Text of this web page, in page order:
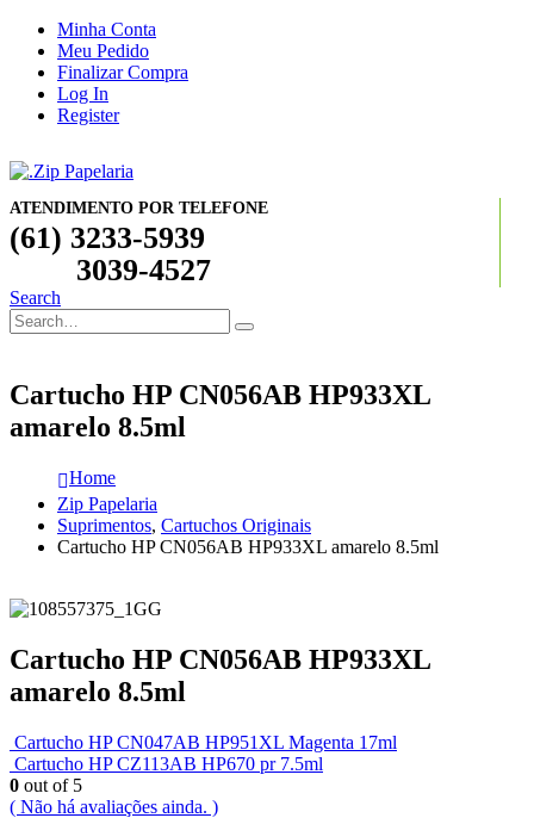
Minha Conta
Meu Pedido
Finalizar Compra
Log In
Register
ATENDIMENTO POR TELEFONE
(61) 3233-5939
3039-4527
Search
Cartucho HP CN056AB HP933XL
amarelo 8.5ml
Home
Zip Papelaria
Suprimentos, Cartuchos Originais
Cartucho HP CN056AB HP933XL amarelo 8.5ml
Cartucho HP CN056AB HP933XL
amarelo 8.5ml
Cartucho HP CN047AB HP951XL Magenta 17ml
Cartucho HP CZ113AB HP670 pr 7.5ml
0 out of 5
( Não há avaliações ainda. )